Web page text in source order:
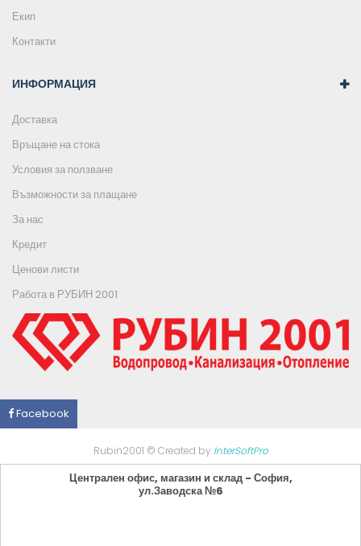
Екип
Контакти
ИНФОРМАЦИЯ
Доставка
Връщане на стока
Условия за ползване
Възможности за плащане
За нас
Кредит
Ценови листи
Работа в РУБИН 2001
Facebook
Rubin2001 © Created by InterSoftPro
Централен офис, магазин и склад - София,
ул.Заводска №6